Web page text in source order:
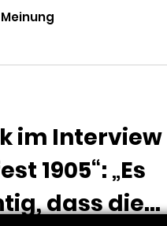
Meinung
im Interview
1905“: „Es
dass die